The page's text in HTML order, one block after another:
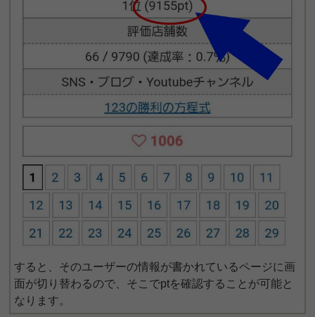
すると、そのユーザーの情報が書かれているページに画
面が切り替わるので、そこでptを確認することが可能と
なります。